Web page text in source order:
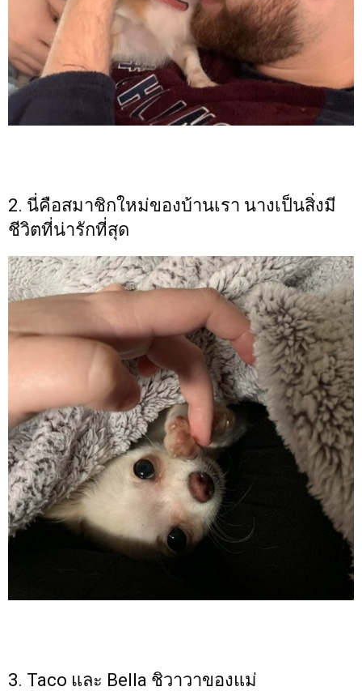
2. นี่คือสมาชิกใหม่ของบ้านเรา นางเป็นสิ่งมี
ชีวิตที่น่ารักที่สุด
3. Taco และ Bella ชิวาวาของแม่